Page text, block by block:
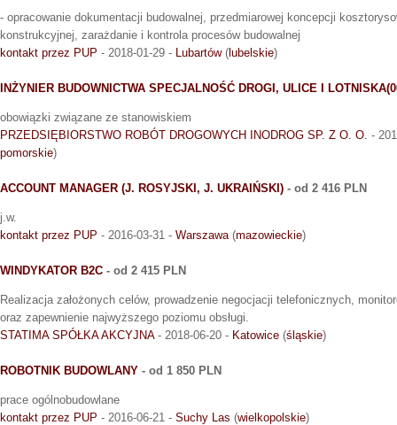
- opracowanie dokumentacji budowalnej, przedmiarowej koncepcji
konstrukcyjnej, zarażdanie i kontrola procesów budowalnej
kontakt przez PUP - 2018-01-29 - Lubartów(lubelskie)
INŻYNIER BUDOWNICTWA SPECJALNOŚĆ DROGI, ULICE I
obowiązki związane ze stanowiskiem
PRZEDSIĘBIORSTWO ROBÓT DROGOWYCH INODROG SP. Z O. O. -
pomorskie)
ACCOUNT MANAGER (J. ROSYJSKI, J. UKRAIŃSKI) - od 2 416 PLN
j.w.
kontakt przez PUP - 2016-03-31 - Warszawa (mazowieckie)
WINDYKATOR B2C - od 2 415 PLN
Realizacja założonych celów, prowadzenie negocjacji telefonicznych,
oraz zapewnienie najwyższego poziomu obsługi.
STATIMA SPÓŁKA AKCYJNA- 2018-06-20 - Katowice (śląskie)
ROBOTNIK BUDOWLANY - od 1 850 PLN
prace ogólnobudowlane
kontakt przez PUP - 2016-06-21 - Suchy Las (wielkopolskie)